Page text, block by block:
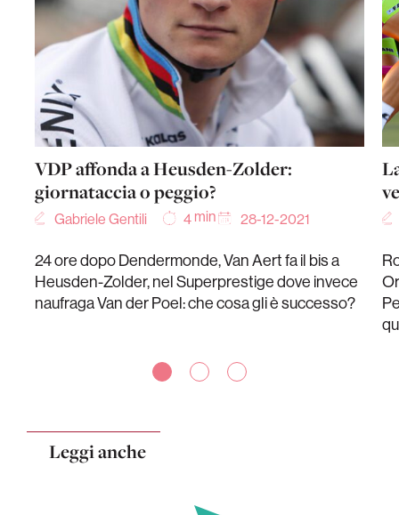
VDP affonda a Heusden-Zolder:
giornataccia o peggio?
Gabriele Gentili 4 min 28-12-2021
24 ore dopo Dendermonde, Van Aert fa il bis a
Heusden-Zolder, nel Superprestige dove invece
naufraga Van der Poel: che cosa gli è successo?
Leggi anche